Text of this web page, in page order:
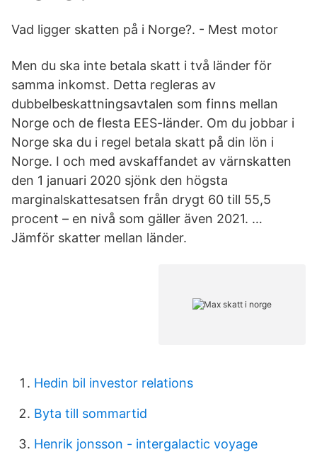
Vad ligger skatten på i Norge?. - Mest motor
Men du ska inte betala skatt i två länder för
samma inkomst. Detta regleras av
dubbelbeskattningsavtalen som finns mellan
Norge och de flesta EES-länder. Om du jobbar i
Norge ska du i regel betala skatt på din lön i
Norge. I och med avskaffandet av värnskatten
den 1 januari 2020 sjönk den högsta
marginalskattesatsen från drygt 60 till 55,5
procent – en nivå som gäller även 2021. …
Jämför skatter mellan länder.
Hedin bil investor relations
Byta till sommartid
Henrik jonsson - intergalactic voyage